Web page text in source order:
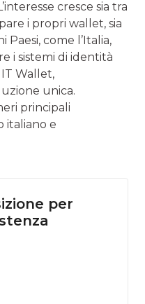
cresce sia tra
i propri wallet, sia
come l’Italia,
i sistemi di identità
Wallet,
unica.
principali
italiano e
per